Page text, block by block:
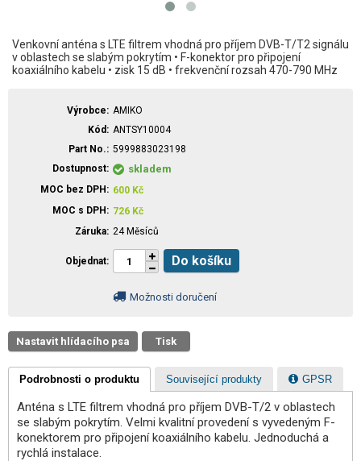
Venkovní anténa s LTE filtrem vhodná pro příjem DVB-T/T2 signálu
v oblastech se slabým pokrytím • F-konektor pro připojení
koaxiálního kabelu • zisk 15 dB • frekvenční rozsah 470-790 MHz
Výrobce
AMIKO
Kód
ANTSY10004
Part No.
5999883023198
Dostupnost
skladem
MOC bez DPH 600 Kč
MOC s DPH
726 Kč
Záruka 24 Měsíců
Objednat Do košíku
Možnosti doručení
Nastavit hlídacího psa Tisk
Podrobnosti o produktu Související produkty GPSR
Anténa s LTE filtrem vhodná pro příjem DVB-T/2 v oblastech
se slabým pokrytím. Velmi kvalitní provedení s vyvedeným F-
konektorem pro připojení koaxiálního kabelu. Jednoduchá a
rychlá instalace.